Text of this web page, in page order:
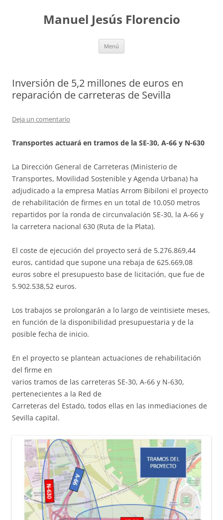
contenidoManuel Jesús Florencio
Menú
Inversión de 5,2 millones de euros en
reparación de carreteras de Sevilla
Deja un comentario
Transportes actuará en tramos de la SE-30, A-66 y N-630
La Dirección General de Carreteras (Ministerio de
Transportes, Movilidad Sostenible y Agenda Urbana) ha
adjudicado a la empresa Matías Arrom Bibiloni el proyecto
de rehabilitación de firmes en un total de 10.050 metros
repartidos por la ronda de circunvalación SE-30, la A-66 y
la carretera nacional 630 (Ruta de la Plata).
El coste de ejecución del proyecto será de 5.276.869,44
euros, cantidad que supone una rebaja de 625.669,08
euros sobre el presupuesto base de licitación, que fue de
5.902.538,52 euros.
Los trabajos se prolongarán a lo largo de veintisiete meses,
en función de la disponibilidad presupuestaria y de la
posible fecha de inicio.
En el proyecto se plantean actuaciones de rehabilitación
del firme en
varios tramos de las carreteras SE-30, A-66 y N-630,
pertenecientes a la Red de
Carreteras del Estado, todos ellas en las inmediaciones de
Sevilla capital.